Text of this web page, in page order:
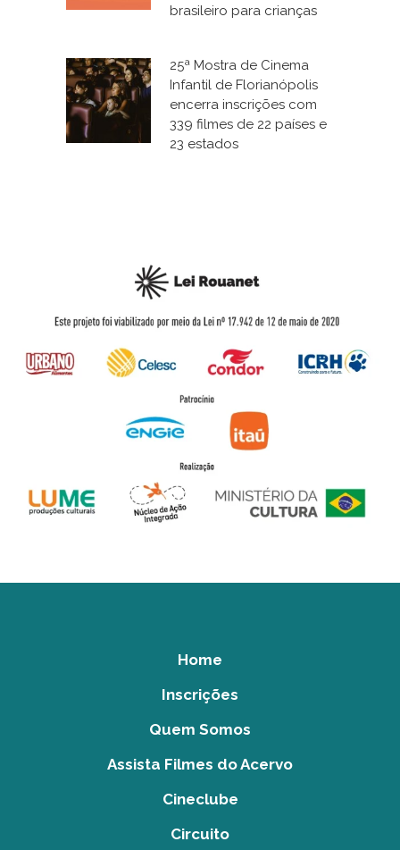
brasileiro para crianças
25ª Mostra de Cinema
Infantil de Florianópolis
encerra inscrições com
339 filmes de 22 países e
23 estados
Home
Inscrições
Quem Somos
Assista Filmes do Acervo
Cineclube
Circuito